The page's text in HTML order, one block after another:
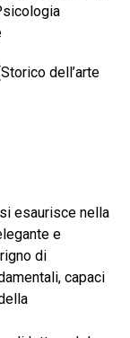
dell’arte
esaurisce nella
e
di
capaci